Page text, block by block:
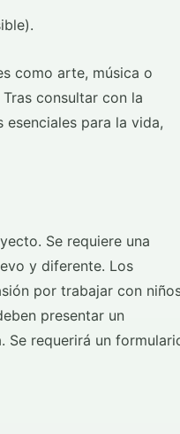
como arte, música o
consultar con la
para la vida,
Se requiere una
y diferente. Los
por trabajar con
presentar un
Se requerirá un